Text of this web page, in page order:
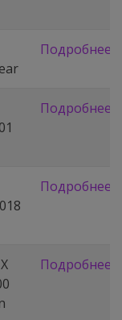
Подробнее
Подробнее
Подробнее
Подробнее